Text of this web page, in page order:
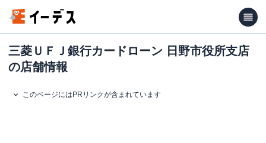
三菱ＵＦＪ銀行カードローン 日野市役所支店
の店舗情報
このページにはPRリンクが含まれています